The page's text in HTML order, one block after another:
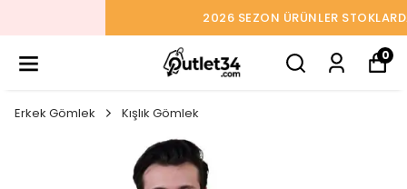
2026 SEZON ÜRÜNLER STOKLARDA
0
Erkek Gömlek Kışlık Gömlek